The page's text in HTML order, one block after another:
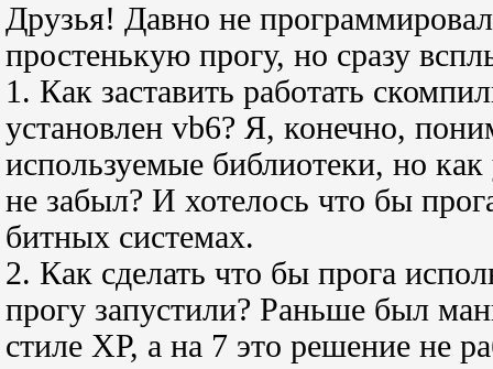
Друзья! Давно не
простенькую прогу, но сразу
1. Как заставить работать
установлен vb6? Я, конечно,
используемые библиотеки, но как
не забыл? И хотелось что бы
битных системах.
2. Как сделать что бы прога
прогу запустили? Раньше был
стиле ХР, а на 7 это решение не